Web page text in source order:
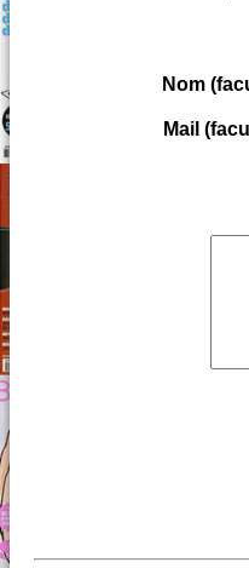
Nom
Mail